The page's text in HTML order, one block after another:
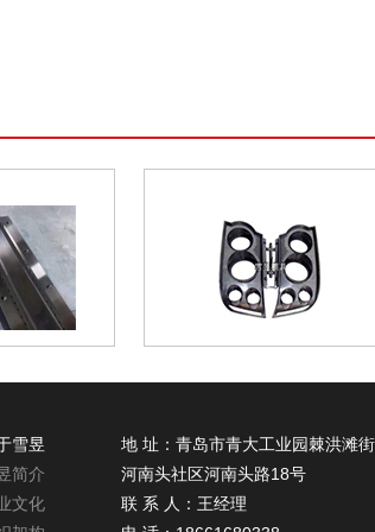
雪昱
简介
文化
地 址：青岛市青大工业园棘洪滩
河南头社区河南头路18号
联 系 人：王经理